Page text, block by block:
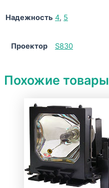
Надежность 4, 5
Проектор S830
Похожие товары